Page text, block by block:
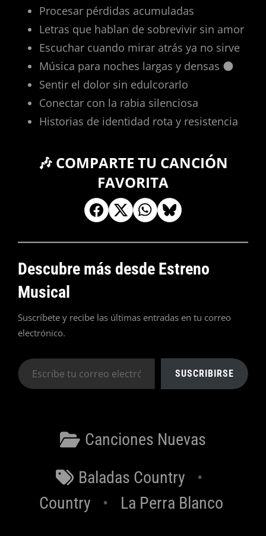
Procesar pérdidas acumuladas
Letras que hablan de sobrevivir sin amor
Escuchar cuando mirar atrás ya no sirve
Música para noches largas y densas 🌑
Sentir el dolor sin edulcorarlo
Conectar con la rabia silenciosa
Historias de identidad rota y resistencia
🎶 COMPARTE TU CANCIÓN
FAVORITA
Descubre más desde Estreno
Musical
Suscríbete y recibe las últimas entradas en tu correo
electrónico.
Escribe
tu
SUSCRIBIRSE
Categorías
Canciones Nuevas
Etiquetas
Baladas Country
Country
La Perra Blanco